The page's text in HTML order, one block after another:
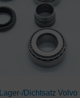
Lager-/Dichtsatz Volvo